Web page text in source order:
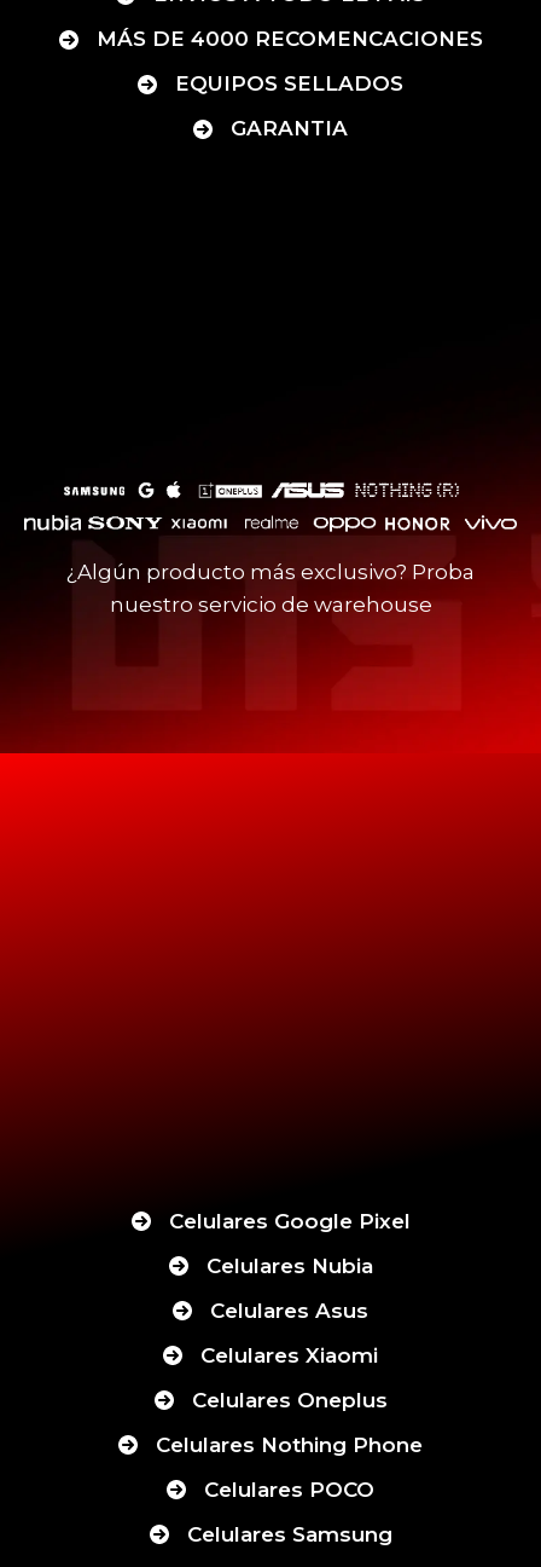
MÁS DE 4000 RECOMENCACIONES
EQUIPOS SELLADOS
GARANTIA
¿Algún producto más exclusivo? Proba
nuestroservicio de warehouse
Celulares Google Pixel
Celulares Nubia
Celulares Asus
Celulares Xiaomi
Celulares Oneplus
Celulares Nothing Phone
Celulares POCO
Celulares Samsung